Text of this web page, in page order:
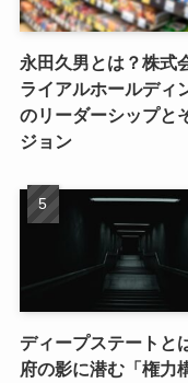
永田久男とは？株式
ライアルホールディ
のリーダーシップと
ジョン
ディープステートと
府の影に潜む「権力